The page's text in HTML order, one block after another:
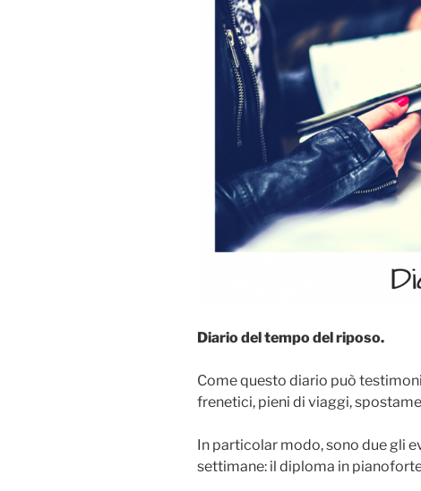
Diario del tempo del riposo.
Come questo diario può
frenetici, pieni di viaggi,
In particolar modo, sono due gli
settimane: il diploma in